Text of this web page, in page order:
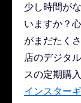
少し時間が
いますか？
がまだたく
店のデジタ
スの定期購
インスター